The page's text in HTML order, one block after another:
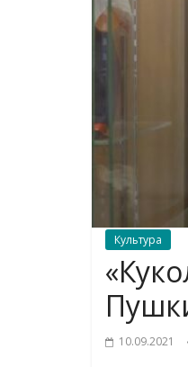
Культура
10.09.2021